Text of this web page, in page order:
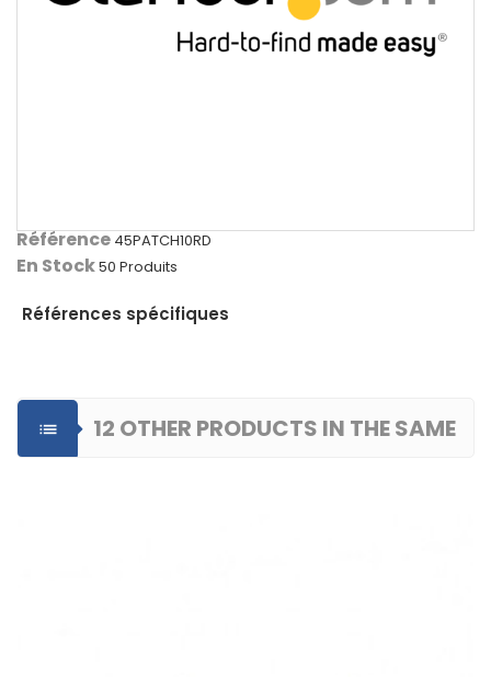
Référence 45PATCH10RD
En Stock50 Produits
Références spécifiques

12 OTHER PRODUCTS IN THE SAME